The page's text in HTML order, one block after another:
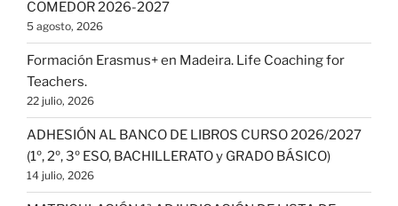
COMEDOR 2026-2027
5 agosto, 2026
Formación Erasmus+ en Madeira. Life Coaching for
Teachers.
22 julio, 2026
ADHESIÓN AL BANCO DE LIBROS CURSO 2026/2027
(1º, 2º, 3º ESO, BACHILLERATO y GRADO BÁSICO)
14 julio, 2026